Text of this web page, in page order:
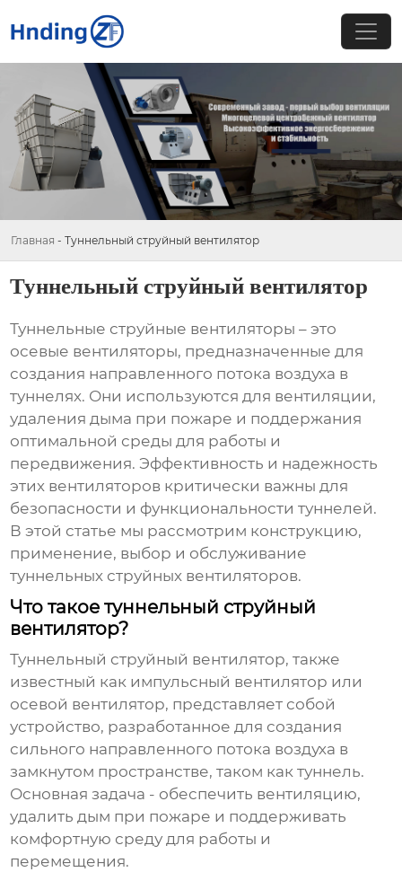
Главная - Туннельный струйный вентилятор
Туннельный струйный вентилятор
Туннельные струйные вентиляторы – это
осевые вентиляторы, предназначенные для
создания направленного потока воздуха в
туннелях. Они используются для вентиляции,
удаления дыма при пожаре и поддержания
оптимальной среды для работы и
передвижения. Эффективность и надежность
этих вентиляторов критически важны для
безопасности и функциональности туннелей.
В этой статье мы рассмотрим конструкцию,
применение, выбор и обслуживание
туннельных струйных вентиляторов.
Что такое туннельный струйный
вентилятор?
Туннельный струйный вентилятор, также
известный как импульсный вентилятор или
осевой вентилятор, представляет собой
устройство, разработанное для создания
сильного направленного потока воздуха в
замкнутом пространстве, таком как туннель.
Основная задача - обеспечить вентиляцию,
удалить дым при пожаре и поддерживать
комфортную среду для работы и
перемещения.